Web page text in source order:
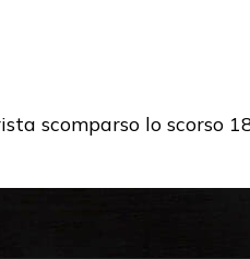
scomparso lo scorso